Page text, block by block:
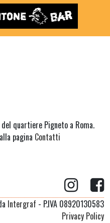
quartiere Pigneto a Roma.
pagina Contatti
Intergraf - P.IVA 08920130583
Privacy Policy